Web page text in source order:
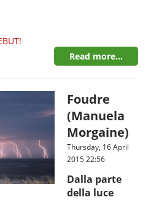
Read more...
Foudre
(Manuela
Morgaine)
Thursday, 16 April
2015 22:56
Dalla parte
della luce